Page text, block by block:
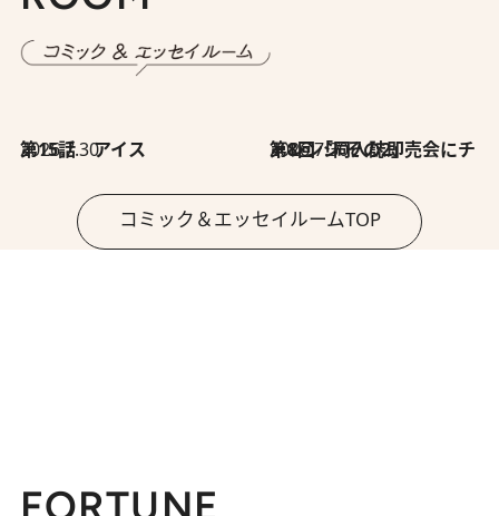
2026.7.30
第15話 アイス 2026.7.30
第8回「同人誌即売会にチャレンジ その2」
コミック＆エッセイルームTOP
FORTUNE